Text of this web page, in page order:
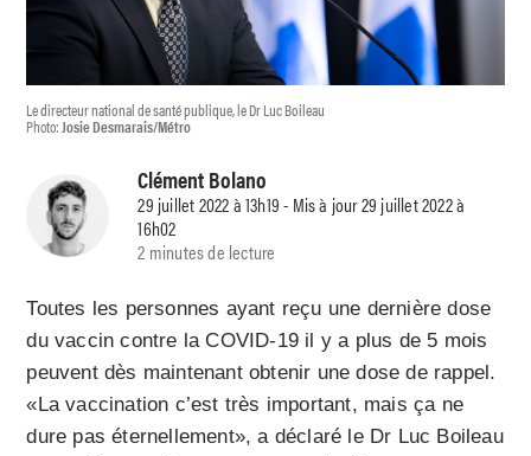
Le directeur national de santé publique, le Dr Luc Boileau
Photo:Josie Desmarais/Métro
Clément Bolano
29 juillet 2022 à 13h19 - Mis à jour 29 juillet 2022 à
16h02
2 minutes de lecture
Toutes les personnes ayant reçu une dernière dose
du vaccin contre la COVID-19 il y a plus de 5 mois
peuvent dès maintenant obtenir une dose de rappel.
«La vaccination c’est très important, mais ça ne
dure pas éternellement», a déclaré le Dr Luc Boileau